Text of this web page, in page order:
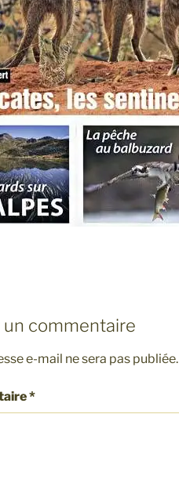
un commentaire
e-mail ne sera pas publiée.
*